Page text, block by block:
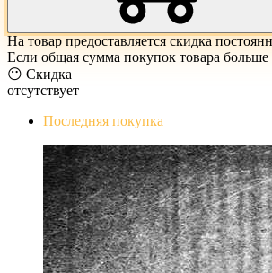
На товар предоставляется скидка
Если общая сумма покупок товара больше
😶 Скидка
отсутствует
Последняя покупка